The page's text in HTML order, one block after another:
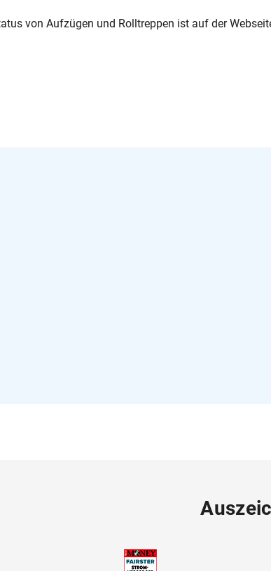
von Aufzügen und Rolltreppen ist auf der